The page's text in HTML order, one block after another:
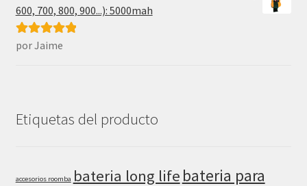
600, 700, 800, 900...): 5000mah
Valorado con
por Jaime
Etiquetas del producto
accesorios roomba bateria long life bateria para